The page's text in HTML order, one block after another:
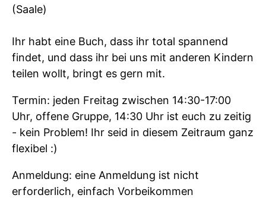
(Saale)
Ihr habt eine Buch, dass ihr total spannend
findet, und dass ihr bei uns mit anderen Kindern
teilen wollt, bringt es gern mit.
Termin: jeden Freitag zwischen 14:30-17:00
Uhr, offene Gruppe, 14:30 Uhr ist euch zu zeitig
- kein Problem! Ihr seid in diesem Zeitraum ganz
flexibel :)
Anmeldung: eine Anmeldung ist nicht
erforderlich, einfach Vorbeikommen